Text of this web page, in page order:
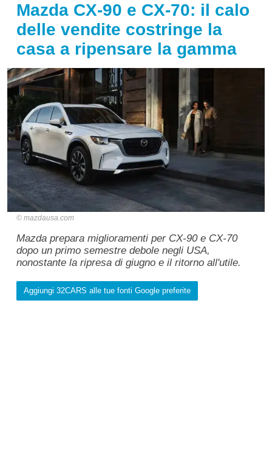
Mazda CX-90 e CX-70: il calo
delle vendite costringe la
casa a ripensare la gamma
mazdausa.com
Mazda prepara miglioramenti per CX-90 e CX-70
dopo un primo semestre debole negli USA,
nonostante la ripresa di giugno e il ritorno all'utile.
Aggiungi 32CARS alle tue fonti Google preferite